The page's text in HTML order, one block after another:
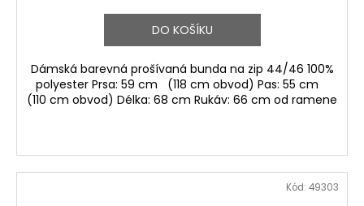
DO KOŠÍKU
Dámská barevná prošívaná bunda na zip 44/46 100%
polyester Prsa: 59 cm (118 cm obvod) Pas: 55 cm
(110 cm obvod) Délka: 68 cm Rukáv: 66 cm od ramene
Kód: 49303